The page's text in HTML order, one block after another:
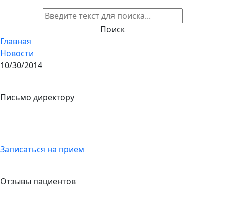
Поиск
Главная
Новости
10/30/2014
Письмо директору
Записаться на прием
Отзывы пациентов